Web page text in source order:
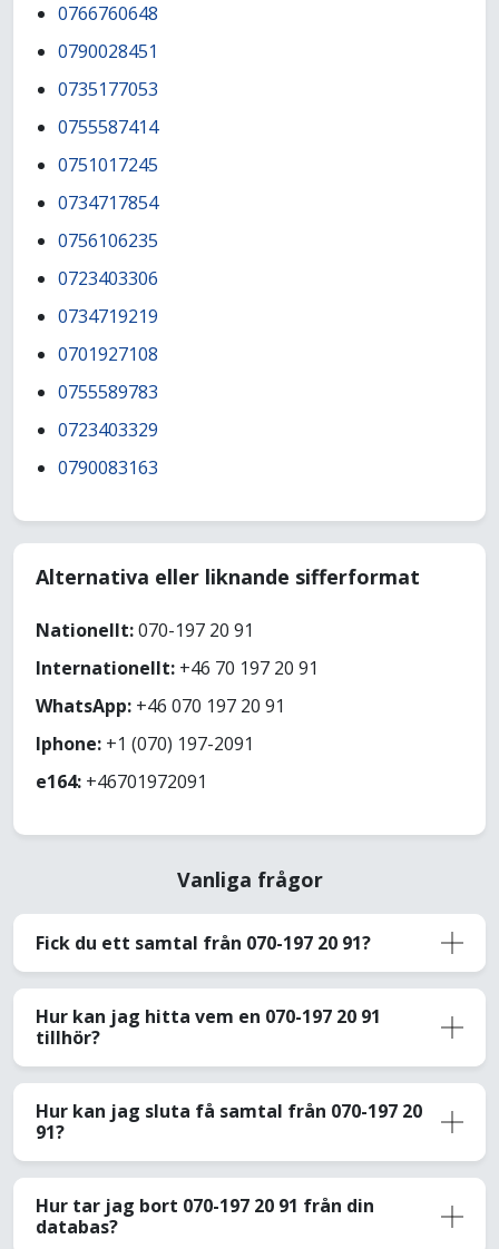
0766760648
0790028451
0735177053
0755587414
0751017245
0734717854
0756106235
0723403306
0734719219
0701927108
0755589783
0723403329
0790083163
Alternativa eller liknande sifferformat
Nationellt:070-197 20 91
Internationellt: +46 70 197 20 91
WhatsApp: +46 070 197 20 91
Iphone: +1 (070) 197-2091
e164: +46701972091
Vanliga frågor
Fick du ett samtal från 070-197 20 91?
Hur kan jag hitta vem en 070-197 20 91
tillhör?
Hur kan jag sluta få samtal från 070-197 20
91?
Hur tar jag bort 070-197 20 91 från din
databas?